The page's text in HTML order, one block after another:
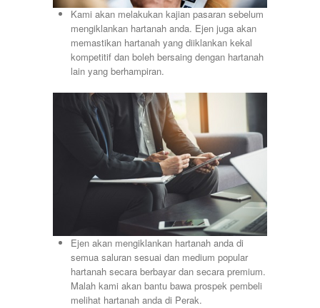
Kami akan melakukan kajian pasaran sebelum
mengiklankan hartanah anda. Ejen juga akan
memastikan hartanah yang diiklankan kekal
kompetitif dan boleh bersaing dengan hartanah
lain yang berhampiran.
Ejen akan mengiklankan hartanah anda di
semua saluran sesuai dan medium popular
hartanah secara berbayar dan secara premium.
Malah kami akan bantu bawa prospek pembeli
melihat hartanah anda di Perak.